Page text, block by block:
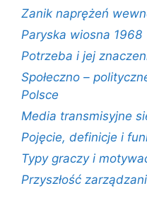
Zanik naprężeń
Paryska wiosna 1968
Potrzeba i jej
Społeczno –
Polsce
Media transmisyjne
Pojęcie, definicje i
Typy graczy i
Przyszłość